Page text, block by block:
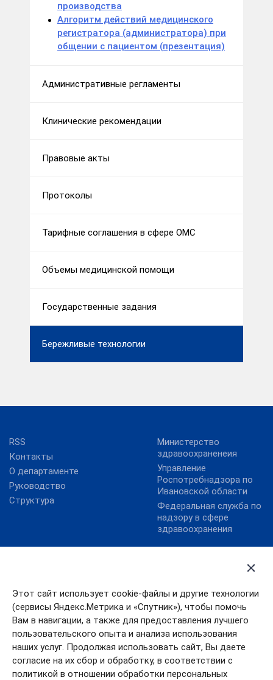
Этот сайт использует cookie-файлы и другие технологии
(сервисы Яндекс.Метрика и «Спутник»), чтобы помочь
Вам в навигации, а также для предоставления лучшего
пользовательского опыта и анализа использования
наших услуг. Продолжая использовать сайт, Вы даете
согласие на их сбор и обработку, в соответствии с
политикой в отношении обработки персональных
производства
Алгоритм действий медицинского
регистратора (администратора) при
общении с пациентом (презентация)
Административные регламенты
Клинические рекомендации
Правовые акты
Протоколы
Тарифные соглашения в сфере ОМС
Объемы медицинской помощи
Государственные задания
Бережливые технологии
RSS
Контакты
О департаменте
Руководство
Структура
Министерство
здравоохраненеия
Управление
Роспотребнадзора по
Ивановской области
Федеральная служба по
надзору в сфере
здравоохранения
калькулятор
Учреждения
здравоохранения
Ивановской области
Правительство
Ивановской области
Президент РФ